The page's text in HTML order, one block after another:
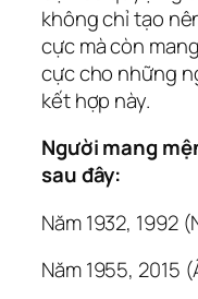
không chỉ tạo
cực mà còn
cực cho những
kết hợp này.
Người mang
sau đây:
Năm 1932, 1992
Năm 1955, 2015